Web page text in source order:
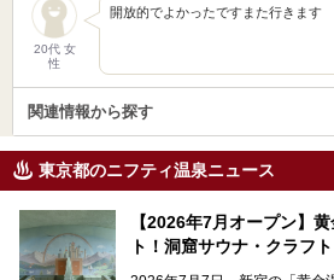
20代 女
性
開放的でよかったですまた行きます
関連情報から探す
東京都のニフティ温泉ニュース
【2026年7月オープン】
ト！洞窟サウナ・クラフ